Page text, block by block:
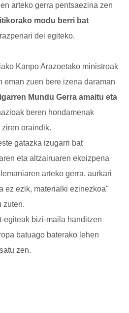
arteko gerra pentsaezina zen
modu berri bat
dei egiteko.
Kanpo Arazoetako ministroak
eman zuen bere izena daraman
Mundu Gerra amaitu eta
beren hondamenak
oraindik.
gatazka izugarri bat
eta altzairuaren ekoizpena
arteko gerra, aurkari
ez ezik, materialki ezinezkoa"
zuten.
egiteak bizi-maila handitzen
batuago baterako lehen
zen.